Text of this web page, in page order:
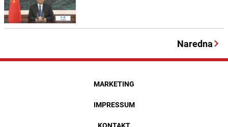
Naredna
MARKETING
IMPRESSUM